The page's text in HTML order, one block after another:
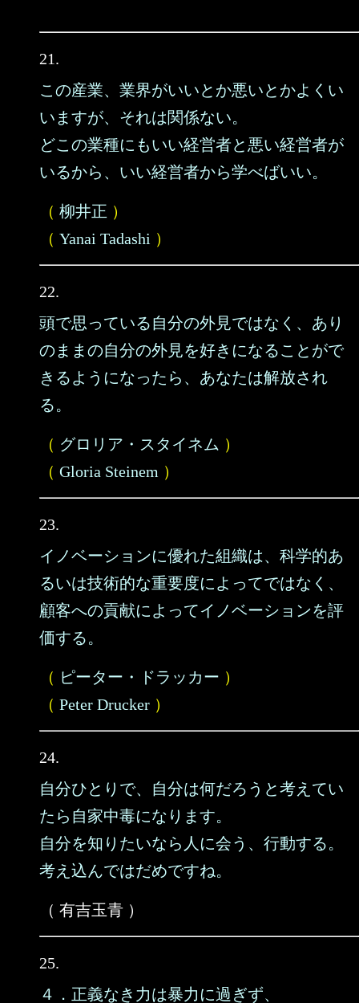
21.
この産業、業界がいいとか悪いとかよくい
いますが、それは関係ない。
どこの業種にもいい経営者と悪い経営者が
いるから、いい経営者から学べばいい。
（ 柳井正 ）
（ Yanai Tadashi ）
22.
頭で思っている自分の外見ではなく、あり
のままの自分の外見を好きになることがで
きるようになったら、あなたは解放され
る。
（ グロリア・スタイネム ）
（ Gloria Steinem ）
23.
イノベーションに優れた組織は、科学的あ
るいは技術的な重要度によってではなく、
顧客への貢献によってイノベーションを評
価する。
（ ピーター・ドラッカー ）
（ Peter Drucker ）
24.
自分ひとりで、自分は何だろうと考えてい
たら自家中毒になります。
自分を知りたいなら人に会う、行動する。
考え込んではだめですね。
（ 有吉玉青 ）
25.
４．正義なき力は暴力に過ぎず、